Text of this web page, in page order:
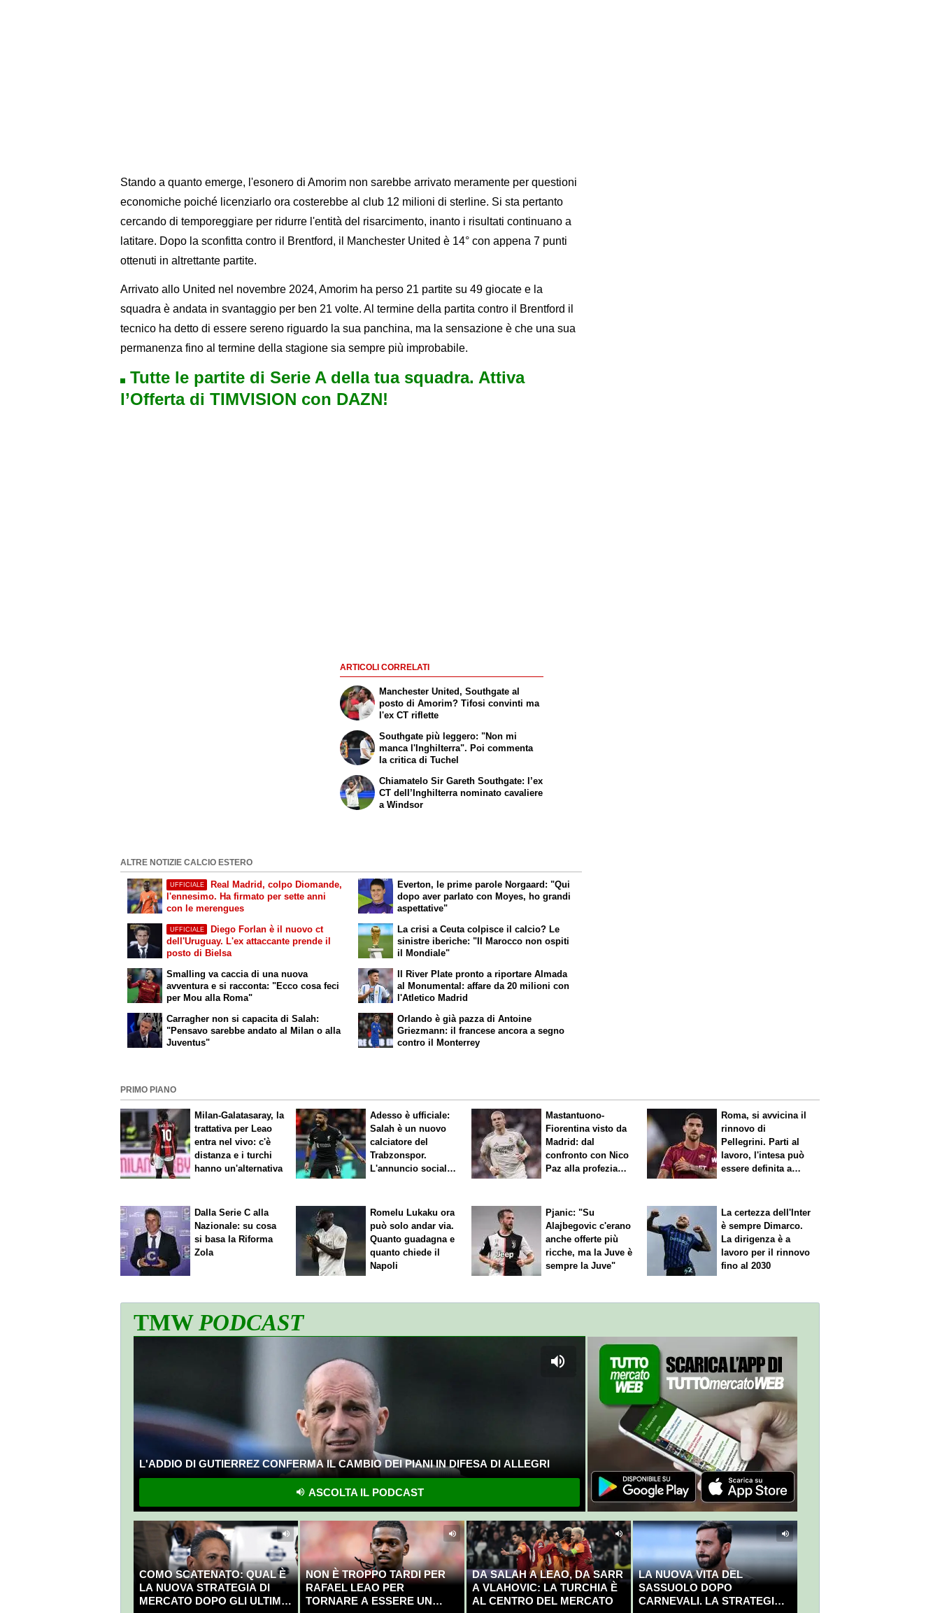
Stando a quanto emerge, l'esonero di Amorim non sarebbe arrivato meramente per questioni
economiche poiché licenziarlo ora costerebbe al club 12 milioni di sterline. Si sta pertanto
cercando di temporeggiare per ridurre l'entità del risarcimento, inanto i risultati continuano a
latitare. Dopo la sconfitta contro il Brentford, il Manchester United è 14° con appena 7 punti
ottenuti in altrettante partite.
Arrivato allo United nel novembre 2024, Amorim ha perso 21 partite su 49 giocate e la
squadra è andata in svantaggio per ben 21 volte. Al termine della partita contro il Brentford il
tecnico ha detto di essere sereno riguardo la sua panchina, ma la sensazione è che una sua
permanenza fino al termine della stagione sia sempre più improbabile.
Tutte le partite di Serie A della tua squadra. Attiva
l’Offerta di TIMVISION con DAZN!
ARTICOLI CORRELATI
Manchester United, Southgate al
posto di Amorim? Tifosi convinti ma
l'ex CT riflette
Southgate più leggero: "Non mi
manca l'Inghilterra". Poi commenta
la critica di Tuchel
Chiamatelo Sir Gareth Southgate: l’ex
CT dell’Inghilterra nominato cavaliere
a Windsor
ALTRE NOTIZIE CALCIO ESTERO
UFFICIALE
Real Madrid, colpo Diomande,
l'ennesimo. Ha firmato per sette anni
con le merengues
UFFICIALE
Diego Forlan è il nuovo ct
dell'Uruguay. L'ex attaccante prende il
posto di Bielsa
Everton, le prime parole Norgaard: "Qui
dopo aver parlato con Moyes, ho grandi
aspettative"
La crisi a Ceuta colpisce il calcio? Le
sinistre iberiche: "Il Marocco non ospiti
il Mondiale"
Smalling va caccia di una nuova
avventura e si racconta: "Ecco cosa feci
per Mou alla Roma"
Carragher non si capacita di Salah:
"Pensavo sarebbe andato al Milan o alla
Juventus"
Il River Plate pronto a riportare Almada
al Monumental: affare da 20 milioni con
l'Atletico Madrid
Orlando è già pazza di Antoine
Griezmann: il francese ancora a segno
contro il Monterrey
PRIMO PIANO
Milan-Galatasaray, la
trattativa per Leao
entra nel vivo: c'è
distanza e i turchi
hanno un'alternativa
Adesso è ufficiale:
Salah è un nuovo
calciatore del
Trabzonspor.
L'annuncio social
Mastantuono-
Fiorentina visto da
Madrid: dal
confronto con Nico
Paz alla profezia
Roma, si avvicina il
rinnovo di
Pellegrini. Parti al
lavoro, l'intesa può
essere definita a
Dalla Serie C alla
Nazionale: su cosa
si basa la Riforma
Zola
Romelu Lukaku ora
può solo andar via.
Quanto guadagna e
quanto chiede il
Napoli
Pjanic: "Su
Alajbegovic c'erano
anche offerte più
ricche, ma la Juve è
sempre la Juve"
La certezza dell'Inter
è sempre Dimarco.
La dirigenza è a
lavoro per il rinnovo
fino al 2030
TMWPODCAST
L'ADDIO DI GUTIERREZ CONFERMA IL CAMBIO DEI PIANI IN DIFESA DI ALLEGRI
ASCOLTA IL PODCAST
COMO SCATENATO: QUAL È
LA NUOVA STRATEGIA DI
MERCATO DOPO GLI ULTIMI
NON È TROPPO TARDI PER
RAFAEL LEAO PER
TORNARE A ESSERE UN
DA SALAH A LEAO, DA SARR
A VLAHOVIC: LA TURCHIA È
AL CENTRO DEL MERCATO
LA NUOVA VITA DEL
SASSUOLO DOPO
CARNEVALI. LA STRATEGIA È